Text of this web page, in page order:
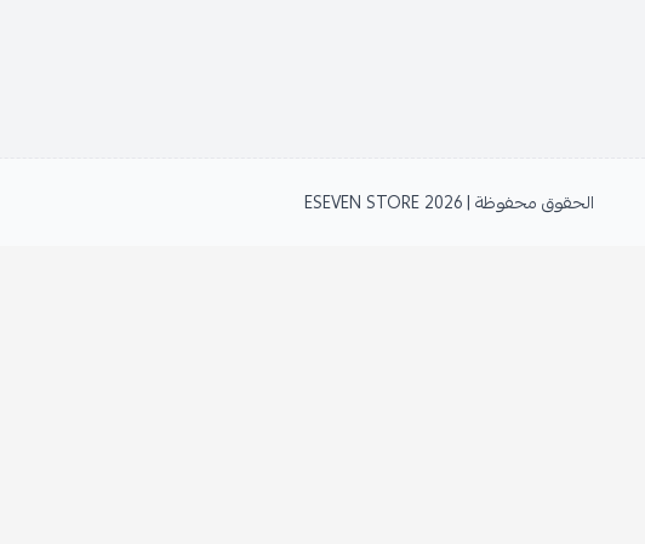
الحقوق محفوظة | 2026 ESEVEN STORE